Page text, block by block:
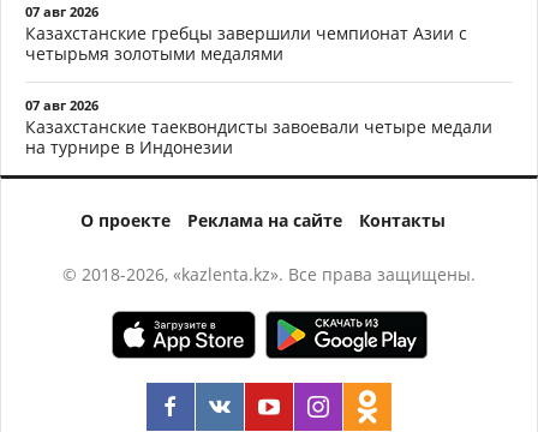
07 авг 2026
Казахстанские гребцы завершили чемпионат Азии с
четырьмя золотыми медалями
07 авг 2026
Казахстанские таеквондисты завоевали четыре медали
на турнире в Индонезии
О проекте Реклама на сайте Контакты
© 2018-2026, «kazlenta.kz». Все права защищены.